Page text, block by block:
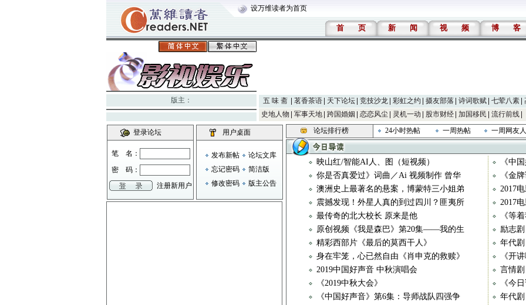
设万维读者为首页
首 页 新 闻 视 频 博 客
版主： 五 味 斋 茗香茶语 天下论坛 竞技沙龙 彩虹之约 摄友部落 诗词歌赋 七荤八素
史地人物
军事天地 跨国婚姻 恋恋风尘 灵机一动 股市财经 加国移民 流行前线
登录论坛
笔 名：
密 码：
注册新用户
用户桌面
发布新帖
论坛文库
忘记密码
简洁版
修改密码
版主公告
论坛排行榜 24小时热帖 一周热帖 一周网友
映山红/智能AI人、图（短视频）
《中
你是否真爱过》词曲／Ai 视频制作 曾华
《金
澳洲史上最著名的悬案，博蒙特三小姐弟
2017
震撼发现！外星人真的到过四川？匪夷所
2017
最传奇的北大校长 原来是他
《等
原创视频《我是森巴》第20集——我的生
励志
精彩西部片《最后的莫西干人》
年代
身在牢笼，心已然自由《肖申克的救赎》
《开
2019中国好声音 中秋演唱会
言情
《2019中秋大会》
《今
《中国好声音》第6集：导师战队四强争
年代